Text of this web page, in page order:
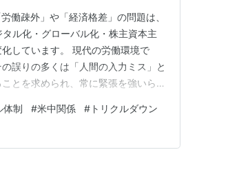
働疎外」や「経済格差」の問題は、
ル化・グローバル化・株主資本主
しています。 現代の労働環境で
誤りの多くは「人間の入力ミス」と
とを求められ、常に緊張を強いられ
空間では、「労働は辛いもの」
有されて…
体制 #米中関係 # トリクルダウン